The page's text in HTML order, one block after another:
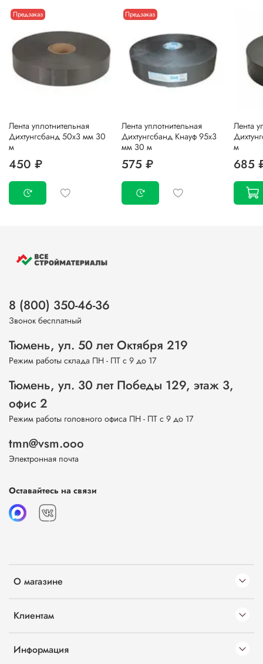
Предзаказ
Лента уплотнительная
Дихтунгсбанд 50х3 мм 30
м
450 ₽
Предзаказ
Лента уплотнительная
Дихтунгсбанд Кнауф 95х3
мм 30 м
575 ₽
Лента
м
685
О магазине
Клиентам
Информация
8 (800) 350-46-36
Звонок бесплатный
Тюмень, ул. 50 лет Октября 219
Режим работы склада ПН - ПТ с 9 до 17
Тюмень, ул. 30 лет Победы 129, этаж 3,
офис 2
Режим работы головного офиса ПН - ПТ с 9 до 17
tmn@vsm.ooo
Электронная почта
Оставайтесь на связи